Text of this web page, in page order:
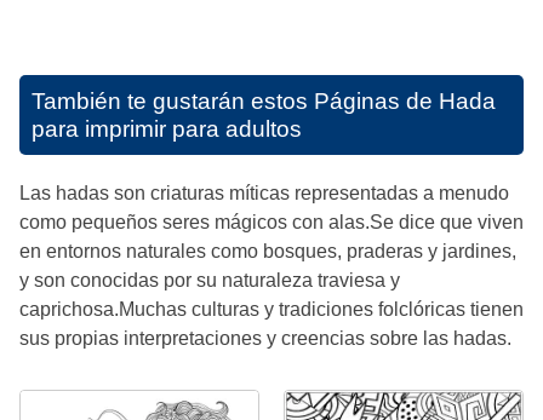
También te gustarán estos Páginas de Hada
para imprimir para adultos
Las hadas son criaturas míticas representadas a menudo
como pequeños seres mágicos con alas.Se dice que viven
en entornos naturales como bosques, praderas y jardines,
y son conocidas por su naturaleza traviesa y
caprichosa.Muchas culturas y tradiciones folclóricas tienen
sus propias interpretaciones y creencias sobre las hadas.